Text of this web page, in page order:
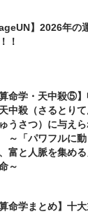
ageUN】2026年の
！
算命学・天中殺⑤】
中殺（さるとり
うさつ）に与え
～「パワフルに動
富と人脈を集める
～
算命学まとめ】十